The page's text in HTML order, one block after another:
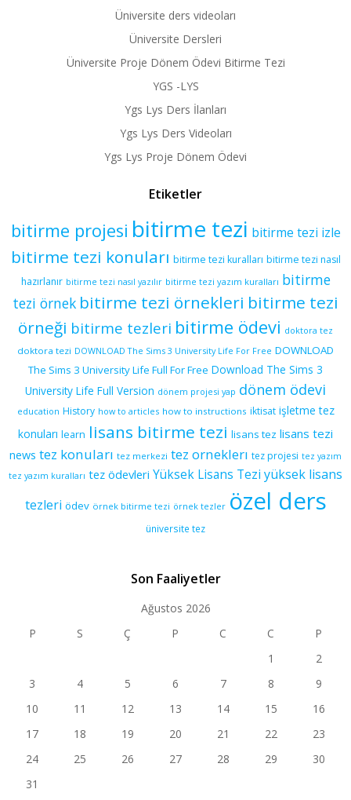
Üniversite ders videoları
Üniversite Dersleri
Üniversite Proje Dönem Ödevi Bitirme Tezi
YGS -LYS
Ygs Lys Ders İlanları
Ygs Lys Ders Videoları
Ygs Lys Proje Dönem Ödevi
Etiketler
bitirme projesi bitirme tezi bitirme tezi izle
bitirme tezi konuları bitirme tezi kuralları bitirme tezi nasıl
hazırlanır bitirme tezi nasıl yazılır bitirme tezi yazım kuralları bitirme
tezi örnek bitirme tezi örnekleri bitirme tezi
örneği bitirme tezleri bitirme ödevi doktora tez
doktora tezi DOWNLOAD The Sims 3 University Life For Free DOWNLOAD
The Sims 3 University Life Full For Free Download The Sims 3
University Life Full Version dönem projesi yap dönem ödevi
education History how to articles how to instructions iktisat işletme tez
konuları learn lisans bitirme tezi lisans tez lisans tezi
news tez konuları tez merkezi tez orneklerı tez projesi tez yazım
tez yazım kuralları tez ödevleri Yüksek Lisans Tezi yüksek lisans
tezleri ödev örnek bitirme tezi örnek tezler özel ders
üniversite tez
Son Faaliyetler
Ağustos 2026
P
S Ç P C C
P
1
2
3
4 5 6 7 8
9
10
11 12 13 14 15
16
17
18 19 20 21 22
23
24
25 26 27 28 29
30
31